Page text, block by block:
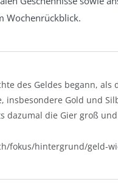
Wochenrückblick.
des Geldes begann,
insbesondere Gold und
dazumal die Gier groß
fokus/hintergrund/geld-